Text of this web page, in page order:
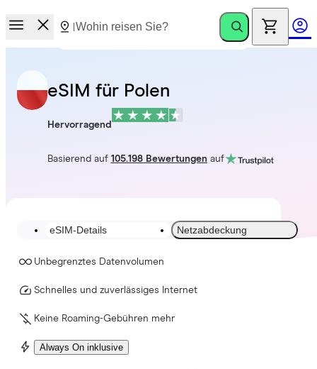
eSIM für Polen
Hervorragend
Basierend auf 105.198 Bewertungen auf
eSIM-Details Netzabdeckung
Unbegrenztes Datenvolumen
Schnelles und zuverlässiges Internet
Keine Roaming-Gebühren mehr
Always On inklusive